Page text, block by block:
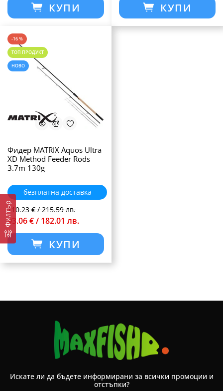
Филтър
КУПИ КУПИ
-16 %
ТОП ПРОДУКТ
НОВО
Фидер MATRIX Aquos Ultra
XD Method Feeder Rods
3.7m 130g
безплатна доставка
110.23 € / 215.59 лв.
93.06 € / 182.01 лв.
КУПИ
Искате ли да бъдете информирани за всички промоции и
отстъпки?